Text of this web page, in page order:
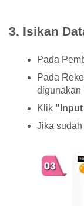
3. Isikan
Pada
Pada
digunakan
Klik
Jika sudah